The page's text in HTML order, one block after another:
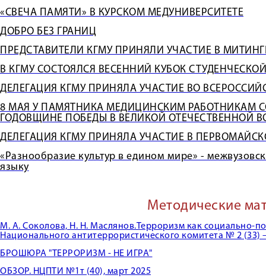
«СВЕЧА ПАМЯТИ» В КУРСКОМ МЕДУНИВЕРСИТЕТЕ
ДОБРО БЕЗ ГРАНИЦ
ПРЕДСТАВИТЕЛИ КГМУ ПРИНЯЛИ УЧАСТИЕ В
В КГМУ СОСТОЯЛСЯ ВЕСЕННИЙ КУБОК
ДЕЛЕГАЦИЯ КГМУ ПРИНЯЛА УЧАСТИЕ ВО
8 МАЯ У ПАМЯТНИКА МЕДИЦИНСКИМ РАБОТНИКАМ
ГОДОВЩИНЕ ПОБЕДЫ В ВЕЛИКОЙ ОТЕЧЕСТВЕННОЙ
ДЕЛЕГАЦИЯ КГМУ ПРИНЯЛА УЧАСТИЕ В
«Разнообразие культур в едином мире» -
языку
Методические
М. А. Соколова, Н. Н. Маслянов.Терроризм как социально-
Национального антитеррористического комитета № 2 (33)
Б РОШЮРА "ТЕРРОРИЗМ - НЕ ИГРА"
ОБЗОР. НЦПТИ №1т (40), март 2025